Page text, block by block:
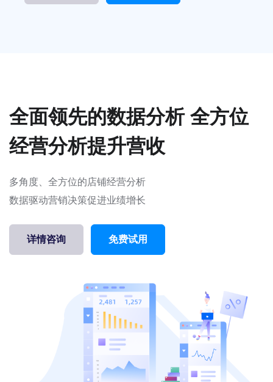
全面领先的数据分析 全方位
经营分析提升营收
多角度、全方位的店铺经营分析
数据驱动营销决策促进业绩增长
详情咨询 免费试用